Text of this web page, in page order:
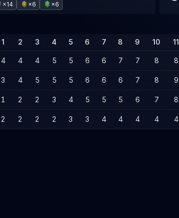
×14
×6 ×6
1 2 3 4 5 6 7 8 9 10 11
4 4 4 5 5 6 6 7 7 8 8
3 4 5 5 5 6 6 6 7 8 9
1 2 2 3 4 5 5 5 6 7 8
2 2 2 2 3 3 4 4 4 4 4